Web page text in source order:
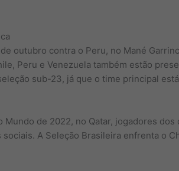
outubro contra o Peru, no Mané
Peru e Venezuela também estão
sub-23, já que o time principal
de 2022, no Qatar, jogadores
A Seleção Brasileira enfrenta o